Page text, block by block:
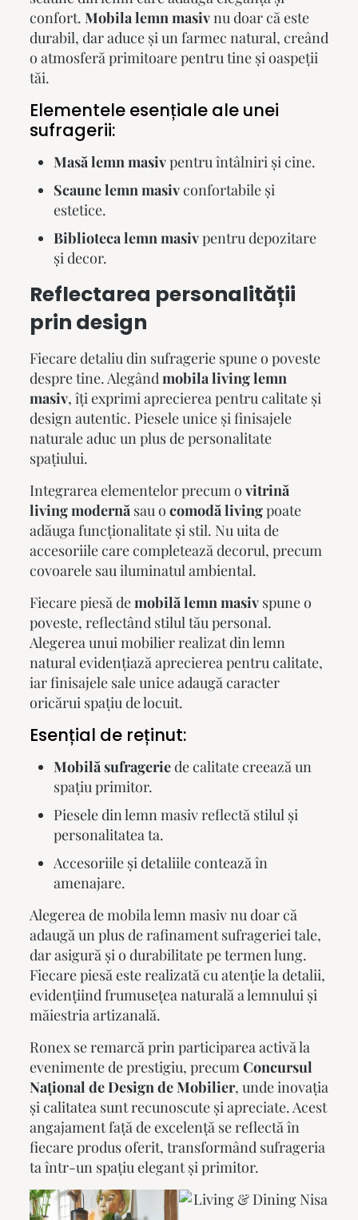
confort. Mobila lemn masivnu doar că este
durabil, dar aduce și un farmec natural, creând
o atmosferă primitoare pentru tine și oaspeții
tăi.
Elementele esențiale ale unei
sufragerii:
Masă lemn masivpentru întâlniri și cine.
Scaune lemn masivconfortabile și
estetice.
Biblioteca lemn masivpentru depozitare
și decor.
Reflectarea personalității
prin design
Fiecare detaliu din sufragerie spune o poveste
despre tine. Alegândmobila living lemn
masiv, îți exprimi aprecierea pentru calitate și
design autentic. Piesele unice și finisajele
naturale aduc un plus de personalitate
spațiului.
Integrarea elementelor precum o vitrină
living modernăsau o comodă livingpoate
adăuga funcționalitate și stil. Nu uita de
accesoriile care completează decorul, precum
covoarele sau iluminatul ambiental.
Fiecare piesă demobilă lemn masivspune o
poveste, reflectând stilul tău personal.
Alegerea unui mobilier realizat din lemn
natural evidențiază aprecierea pentru calitate,
iar finisajele sale unice adaugă caracter
oricărui spațiu de locuit.
Esențial de reținut:
Mobilă sufrageriede calitate creează un
spațiu primitor.
Piesele din lemn masiv reflectă stilul și
personalitatea ta.
Accesoriile și detaliile contează în
amenajare.
Alegerea demobila lemn masivnu doar că
adaugă un plus de rafinament sufrageriei tale,
dar asigură și o durabilitate pe termen lung.
Fiecare piesă este realizată cu atenție la detalii,
evidențiind frumusețea naturală a lemnului și
măiestria artizanală.
Ronex se remarcă prin participarea activă la
evenimente de prestigiu, precumConcursul
Național de Design de Mobilier, unde inovația
și calitatea sunt recunoscute și apreciate. Acest
angajament față de excelență se reflectă în
fiecare produs oferit, transformând sufrageria
ta într-un spațiu elegant și primitor.